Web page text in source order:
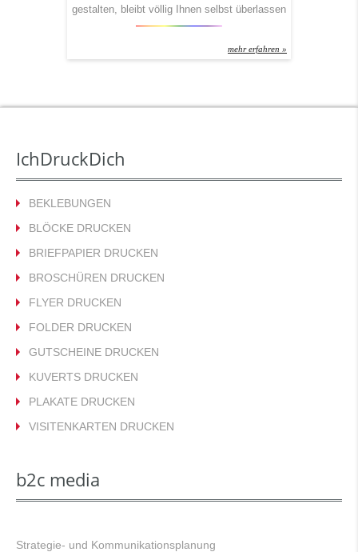
gestalten, bleibt völlig Ihnen selbst überlassen
– da mischen wir uns nicht ein. Aber: Wie Sie
Rat und Tat zur Seite! Erster Tipp: Immer im
Altpapier – ohne, dass er […]
mehr erfahren »
IchDruckDich
BEKLEBUNGEN
BLÖCKE DRUCKEN
BRIEFPAPIER DRUCKEN
BROSCHÜREN DRUCKEN
FLYER DRUCKEN
FOLDER DRUCKEN
GUTSCHEINE DRUCKEN
KUVERTS DRUCKEN
PLAKATE DRUCKEN
VISITENKARTEN DRUCKEN
b2c media
Strategie- und Kommunikationsplanung